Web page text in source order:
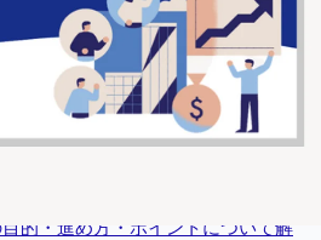
目の種類や評価項目例・参考事例
定とは？目標設定のメリット・
的・進め方・ポイントについて解